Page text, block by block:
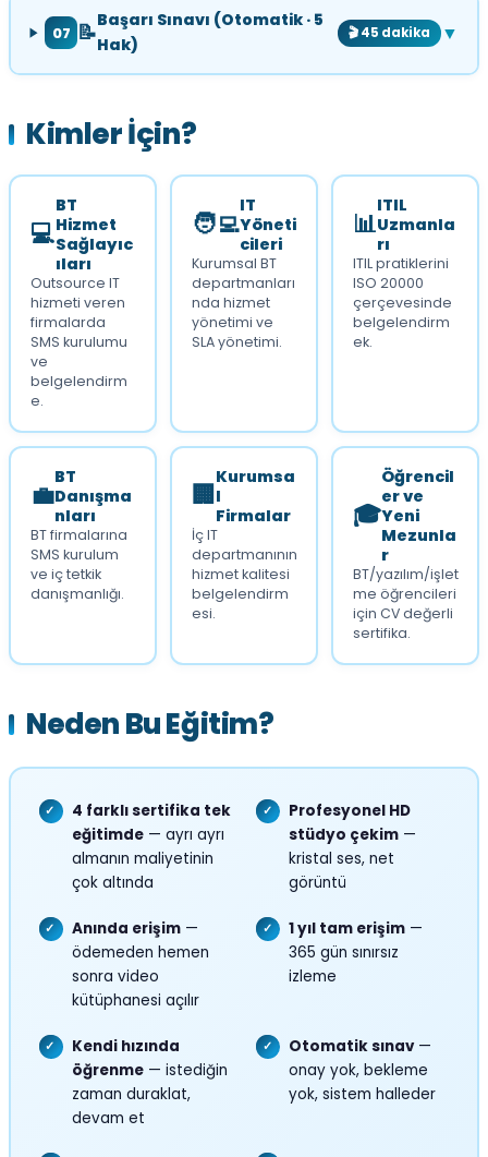
07 📝Başarı Sınavı (Otomatik · 5
Hak)
🎬 45 dakika ▼
Kimler İçin?
💻
BT
Hizmet
Sağlayıc
ıları
Outsource IT
hizmeti veren
firmalarda
SMS kurulumu
ve
belgelendirm
e.
🧑‍💻
IT
Yöneti
cileri
Kurumsal BT
departmanları
nda hizmet
yönetimi ve
SLA yönetimi.
📊
ITIL
Uzmanla
rı
ITIL pratiklerini
ISO 20000
çerçevesinde
belgelendirm
ek.
💼
BT
Danışma
nları
BT firmalarına
SMS kurulum
ve iç tetkik
danışmanlığı.
🏢
Kurumsa
l
Firmalar
İç IT
departmanının
hizmet kalitesi
belgelendirm
esi.
🎓
Öğrencil
er ve
Yeni
Mezunla
r
BT/yazılım/işlet
me öğrencileri
için CV değerli
sertifika.
Neden Bu Eğitim?
✓
4 farklı sertifika tek
eğitimde— ayrı ayrı
almanın maliyetinin
çok altında
✓
Profesyonel HD
stüdyo çekim —
kristal ses, net
görüntü
✓ Anında erişim—
ödemeden hemen
sonra video
kütüphanesi açılır
✓ 1 yıl tam erişim —
365 gün sınırsız
izleme
✓
Kendi hızında
öğrenme— istediğin
zaman duraklat,
devam et
✓ Otomatik sınav—
onay yok, bekleme
yok, sistem halleder